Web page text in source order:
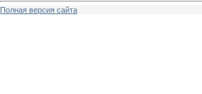
Полная версия сайта